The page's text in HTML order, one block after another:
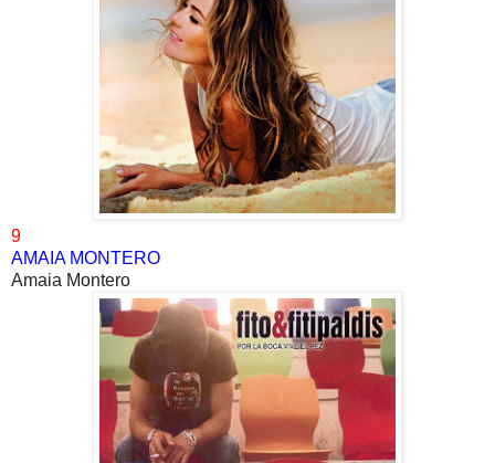
9
AMAIA MONTERO
Amaia Montero